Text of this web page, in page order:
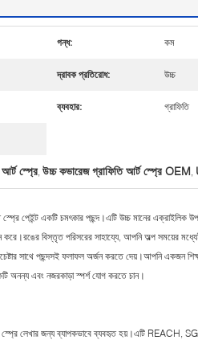
গন্ধ: কম
দ্রাবক প্রতিরোধ: উচ্চ
ব্যবহার: গ্রাফিতি
স্প্রে, উচ্চ কভারেজ গ্রাফিতি আর্ট স্প্রে OEM,
পেইন্ট একটি চমৎকার পছন্দ।এটি উচ্চ মানের এক্রাইলিক
করে।রঙের বিস্তৃত পরিসরের সাহায্যে, আপনি অল্প সময়ের
সাথে পছন্দসই ফলাফল অর্জন করতে দেয়।আপনি একজন
অনন্য এবং নজরকাড়া স্পর্শ যোগ করতে চান।
স্প্রে লেখার জন্য ব্যাপকভাবে ব্যবহৃত হয়।এটি REACH,